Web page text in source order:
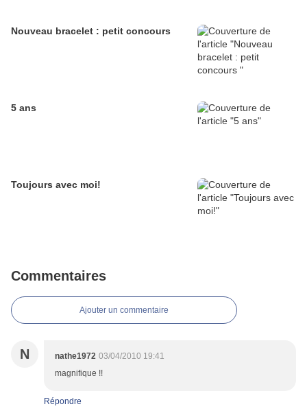
Nouveau bracelet : petit concours
5 ans
Toujours avec moi!
Commentaires
Ajouter un commentaire
N nathe1972 03/04/2010 19:41
magnifique !!
Répondre